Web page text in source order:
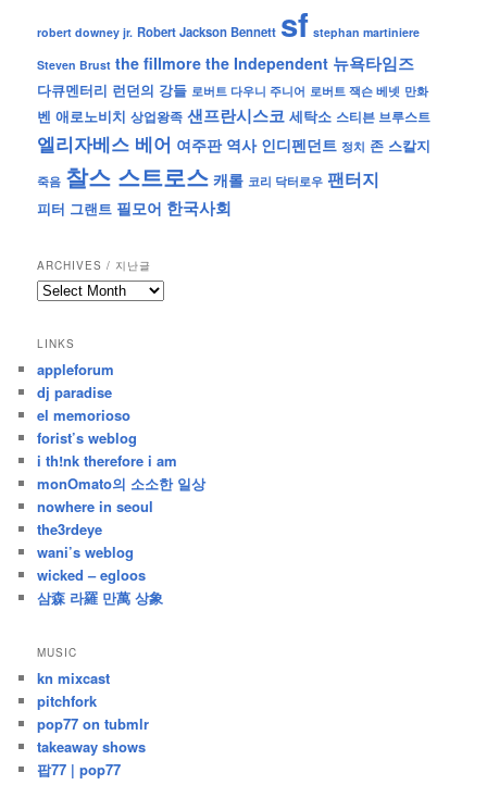
robert downey jr. Robert Jackson Bennett sf stephan martiniere
Steven Brust the fillmore the Independent 뉴욕타임즈
다큐멘터리 런던의 강들 로버트 다우니 주니어 로버트 잭슨 베넷 만화
벤 애로노비치 상업왕족 샌프란시스코 세탁소 스티븐 브루스트
엘리자베스 베어 여주판 역사 인디펜던트 정치 존 스칼지
죽음 찰스 스트로스 캐롤 코리 닥터로우 팬터지
피터 그랜트 필모어 한국사회
ARCHIVES / 지난글
archives
난
글
LINKS
appleforum
dj paradise
el memorioso
forist’s weblog
i th!nk therefore i am
monOmato의 소소한 일상
nowhere in seoul
the3rdeye
wani’s weblog
wicked – egloos
삼森 라羅 만萬 상象
MUSIC
kn mixcast
pitchfork
pop77 on tubmlr
takeaway shows
팝77 | pop77